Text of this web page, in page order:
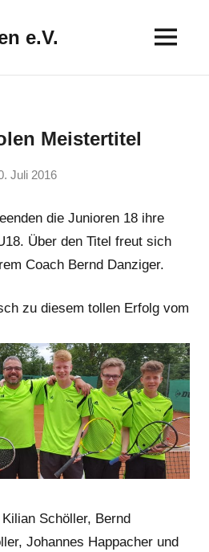
e.V.
Meistertitel
Juli 2016
die Junioren 18 ihre
Über den Titel freut sich
Coach Bernd Danziger.
zu diesem tollen Erfolg vom
Schöller, Bernd
Johannes Happacher und